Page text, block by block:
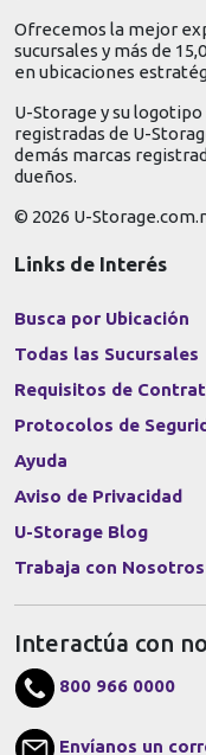
Ofrecemos la mejor
sucursales y más de
en ubicaciones
U-Storage y su
registradas de U-
demás marcas
dueños.
© 2026 U-
Links de Interés
Busca por Ubicación
Todas las Sucursales
Requisitos de
Protocolos de
Ayuda
Aviso de Privacidad
U-Storage Blog
Trabaja con Nosotros
Interactúa con
800 966 0000
Envíanos un